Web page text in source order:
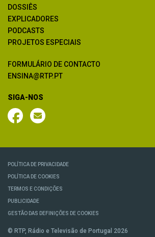
DOSSIÊS
EXPLICADORES
PODCASTS
PROJETOS ESPECIAIS
FORMULÁRIO DE CONTACTO
ENSINA@RTP.PT
SIGA-NOS
POLÍTICA DE PRIVACIDADE
POLÍTICA DE COOKIES
TERMOS E CONDIÇÕES
PUBLICIDADE
GESTÃO DAS DEFINIÇÕES DE COOKIES
© RTP, Rádio e Televisão de Portugal 2026